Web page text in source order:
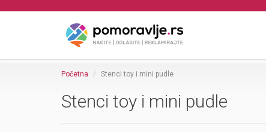
Početna Stenci toy i mini pudle
Stenci toy i mini pudle